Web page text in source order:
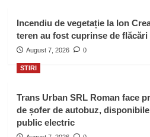
Incendiu de vegetație la Ion
teren au fost cuprinse de flăcări
August 7, 2026 0
STIRI
Trans Urban SRL Roman face
de șofer de autobuz,
public electric